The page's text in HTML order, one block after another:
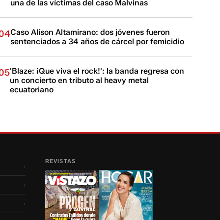
una de las víctimas del caso Malvinas
Caso Alison Altamirano: dos jóvenes fueron
sentenciados a 34 años de cárcel por femicidio
'Blaze: ¡Que viva el rock!': la banda regresa con
un concierto en tributo al heavy metal
ecuatoriano
›
›
›
REVISTAS